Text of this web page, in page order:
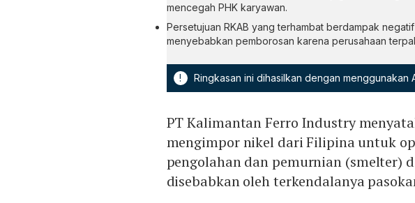
mencegah PHK karyawan.
Persetujuan RKAB yang terhambat berdampak
menyebabkan pemborosan karena perusahaan
! Ringkasan ini dihasilkan dengan menggunakan
PT Kalimantan Ferro Industry
mengimpor nikel dari Filipina untuk
pengolahan dan pemurnian (smelter)
disebabkan oleh terkendalanya